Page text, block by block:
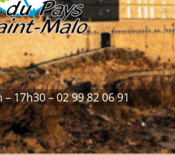
17h30 – 02 99 82 06 91